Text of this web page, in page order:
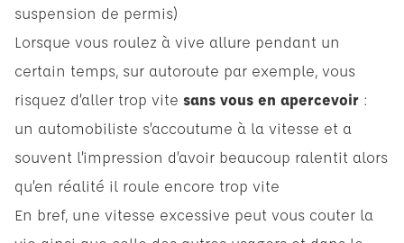
suspension de permis)
Lorsque vous roulez à vive allure pendant un
certain temps, sur autoroute par exemple, vous
risquez d’aller trop vite sans vous en apercevoir :
un automobiliste s’accoutume à la vitesse et a
souvent l’impression d’avoir beaucoup ralentit alors
qu’en réalité il roule encore trop vite
En bref, une vitesse excessive peut vous couter la